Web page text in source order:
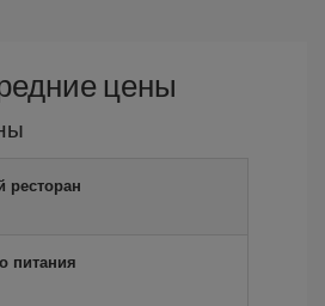
цены
ресторан
питания